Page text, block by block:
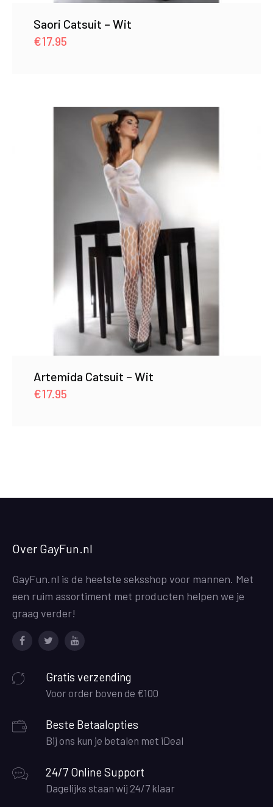
Saori Catsuit – Wit
€17.95
Artemida Catsuit – Wit
€17.95
Over GayFun.nl
GayFun.nl is de heetste seksshop voor mannen. Met
een ruim assortiment met producten helpen we je
graag verder!
Gratis verzending
Voor order boven de €100
Beste Betaalopties
Bij ons kun je betalen met iDeal
24/7 Online Support
Dagelijks staan wij 24/7 klaar